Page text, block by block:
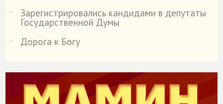
˙
Зарегистрировались кандидами в депутаты
Государственной Думы
˙
Дорога к Богу